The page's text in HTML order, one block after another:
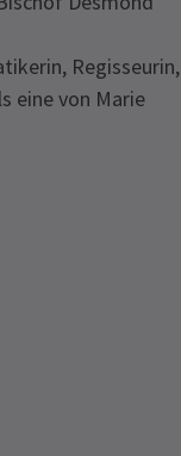
Regisseurin,
eine von Marie